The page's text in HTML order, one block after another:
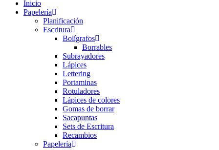
Inicio
Papelería
Planificación
Escritura
Bolígrafos
Borrables
Subrayadores
Lápices
Lettering
Portaminas
Rotuladores
Lápices de colores
Gomas de borrar
Sacapuntas
Sets de Escritura
Recambios
Papelería